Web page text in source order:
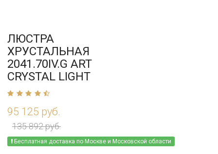
ЛЮСТРА
ХРУСТАЛЬНАЯ
2041.70IV.G ART
CRYSTAL LIGHT
95 125 руб.
135 892 руб.
Бесплатная доставка по Москве и Московской области